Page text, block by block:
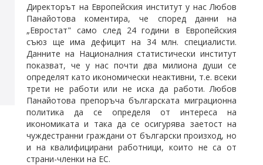
Директорът на Европейския институт у нас Любов
Панайотова коментира, че според данни на
„Евростат" само след 24 години в Европейския
съюз ще има дефицит на 34 млн. специалисти.
Данните на Националния статистически институт
показват, че у нас почти два милиона души се
определят като икономически неактивни, т.е. всеки
трети не работи или не иска да работи. Любов
Панайотова препоръча българската миграционна
политика да се определя от интереса на
икономиката и така да се осигурява заетост на
чуждестранни граждани от български произход, но
и на квалифицирани работници, които не са от
страни-членки на ЕС.